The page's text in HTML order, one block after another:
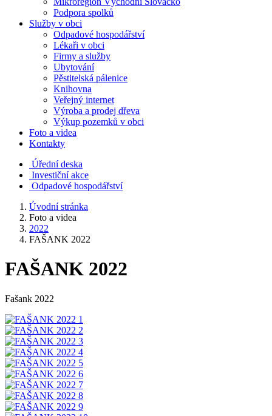
Podpora spolků
Služby v obci
Odpadové hospodářství
Lékaři v obci
Firmy a služby
Ubytování
Pěstitelská pálenice
Knihovna
Veřejný internet
Výroba a prodej dřeva
Výkup pozemků v obci
Foto a videa
Kontakty
Úřední deska
Investiční akce
Odpadové hospodářství
Úvodní stránka
Foto a videa
2022
FAŠANK 2022
FAŠANK 2022
Fašank 2022